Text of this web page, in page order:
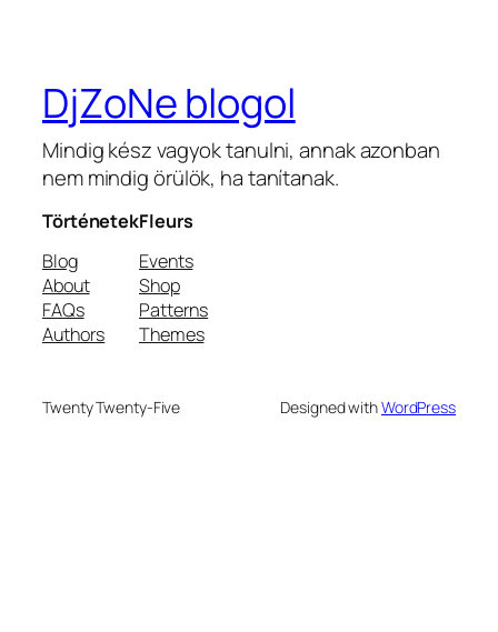
DjZoNe blogol
Mindig kész vagyok tanulni, annak azonban
nem mindig örülök, ha tanítanak.
Történetek
Blog
About
FAQs
Authors
Fleurs
Events
Shop
Patterns
Themes
Twenty Twenty-Five Designed withWordPress